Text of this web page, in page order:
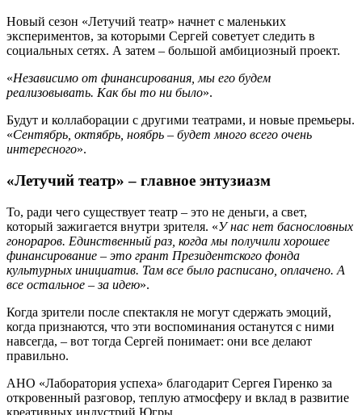
Новый сезон «Летучий театр» начнет с маленьких
экспериментов, за которыми Сергей советует следить в
социальных сетях. А затем – большой амбициозный проект.
«Независимо от финансирования, мы его будем
реализовывать. Как бы то ни было».
Будут и коллаборации с другими театрами, и новые премьеры.
«Сентябрь, октябрь, ноябрь – будет много всего очень
интересного».
«Летучий театр» – главное энтузиазм
То, ради чего существует театр – это не деньги, а свет,
который зажигается внутри зрителя. «У нас нет баснословных
гонораров. Единственный раз, когда мы получили хорошее
финансирование – это грант Президентского фонда
культурных инициатив. Там все было расписано, оплачено. А
все остальное – за идею».
Когда зрители после спектакля не могут сдержать эмоций,
когда признаются, что эти воспоминания останутся с ними
навсегда, – вот тогда Сергей понимает: они все делают
правильно.
АНО «Лаборатория успеха» благодарит Сергея Гиренко за
откровенный разговор, теплую атмосферу и вклад в развитие
креативных индустрий Югры.